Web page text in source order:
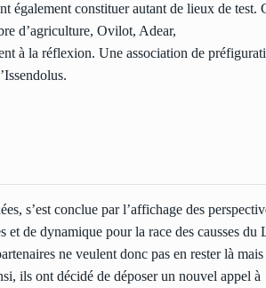
également constituer autant de lieux de test.
d’agriculture, Ovilot, Adear,
à la réflexion. Une association de
s’est conclue par l’affichage des
et de dynamique pour la race des causses du
ne veulent donc pas en rester là mais
ils ont décidé de déposer un nouvel appel à